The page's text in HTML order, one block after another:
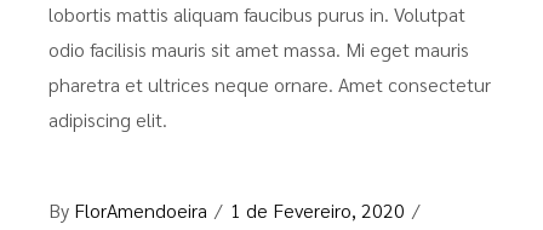
lobortis mattis aliquam faucibus purus in. Volutpat
odio facilisis mauris sit amet massa. Mi eget mauris
pharetra et ultrices neque ornare. Amet consectetur
adipiscing elit.
By FlorAmendoeira
1 de Fevereiro, 2020